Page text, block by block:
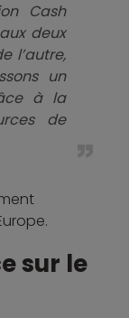
Cash
deux
l’autre,
un
à la
de
sur le